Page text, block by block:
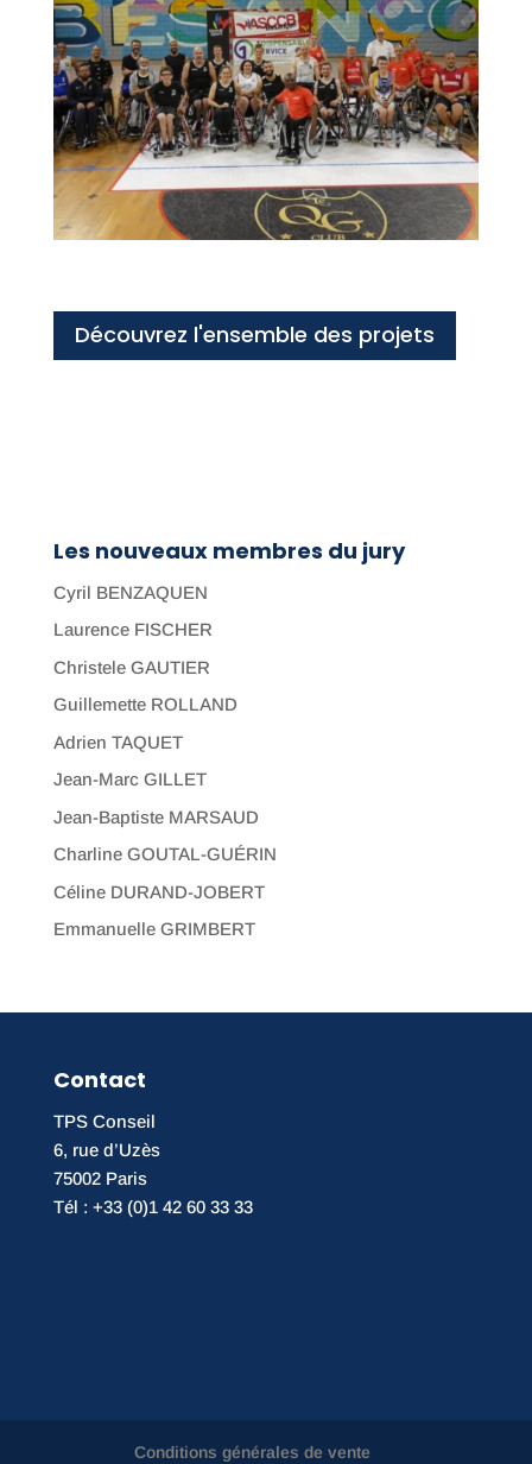
Découvrez l'ensemble des projets
Les nouveaux membres du jury
Cyril BENZAQUEN
Laurence FISCHER
Christele GAUTIER
Guillemette ROLLAND
Adrien TAQUET
Jean-Marc GILLET
Jean-Baptiste MARSAUD
Charline GOUTAL-GUÉRIN
Céline DURAND-JOBERT
Emmanuelle GRIMBERT
Contact
TPS Conseil
6, rue d’Uzès
75002 Paris
Tél : +33 (0)1 42 60 33 33
Conditions générales de vente